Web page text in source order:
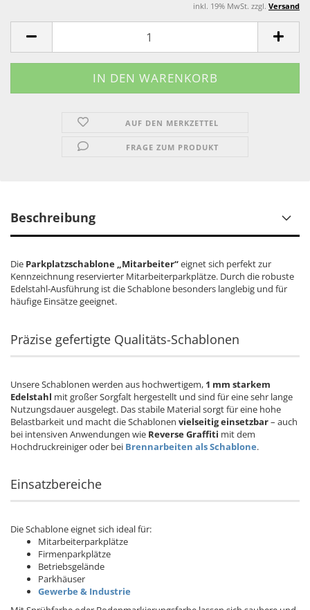
inkl. 19% MwSt. zzgl. Versand
AUF DEN MERKZETTEL
FRAGE ZUM PRODUKT
Beschreibung
Die Parkplatzschablone „Mitarbeiter“eignet sich perfekt zur
Kennzeichnung reservierter Mitarbeiterparkplätze. Durch die robuste
Edelstahl-Ausführung ist die Schablone besonders langlebig und für
häufige Einsätze geeignet.
Präzise gefertigte Qualitäts-Schablonen
Unsere Schablonen werden aus hochwertigem, 1 mm starkem
Edelstahl mit großer Sorgfalt hergestellt und sind für eine sehr lange
Nutzungsdauer ausgelegt. Das stabile Material sorgt für eine hohe
Belastbarkeit und macht die Schablonen vielseitig einsetzbar– auch
bei intensiven Anwendungen wie Reverse Graffiti mit dem
Hochdruckreiniger oder bei Brennarbeiten als Schablone.
Einsatzbereiche
Die Schablone eignet sich ideal für:
Mitarbeiterparkplätze
Firmenparkplätze
Betriebsgelände
Parkhäuser
Gewerbe & Industrie